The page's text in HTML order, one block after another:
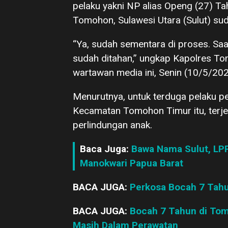
pelaku yakni NP alias Openg (27)
Tomohon, Sulawesi Utara (Sulut)
“Ya, sudah sementara di proses.
sudah ditahan,” ungkap Kapolres
wartawan media ini, Senin (10/5/
Menurutnya, untuk terduga pelaku
Kecamatan Tomohon Timur itu,
perlindungan anak.
Baca Juga: Bawa Nama Sulut,
Manokwari Papua Barat
BACA JUGA: Perkosa Bocah 7
BACA JUGA: Bocah 7 Tahun di
Masih Dalam Perawatan